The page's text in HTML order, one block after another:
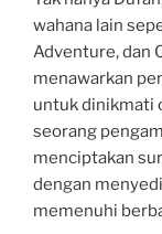
wahana lain
Adventure, dan
menawarkan
untuk dinikmati
seorang
menciptakan
dengan
memenuhi